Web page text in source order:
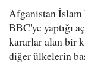
Afganistan
BBC'ye yaptığı
kararlar alan bir
diğer ülkelerin